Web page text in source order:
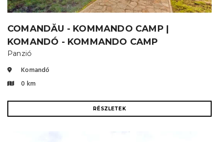
COMANDĂU - KOMMANDO CAMP |
KOMANDÓ - KOMMANDO CAMP
Panzió
Komandó
0 km
RÉSZLETEK